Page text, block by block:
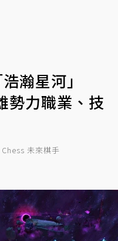
瀚星河」
勢力職業、技
未來棋手